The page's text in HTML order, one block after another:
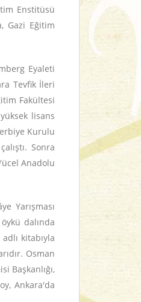
Enstitüsü
Gazi Eğitim
Eyaleti
Tevfik İleri
Fakültesi
lisans
Kurulu
Sonra
Anadolu
Yarışması
dalında
kitabıyla
Osman
Başkanlığı,
Ankara'da